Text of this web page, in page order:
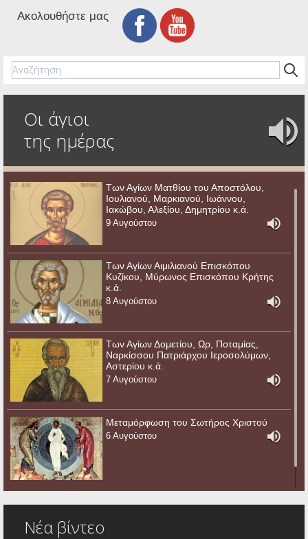
Ακολουθήστε μας
Οι άγιοι
της ημέρας
Των Αγίων Ματθίου του Αποστόλου,
Ιουλιανού, Μαρκιανού, Ιωάννου,
Ιακώβου, Αλεξίου, Δημητρίου κ.ά.
9 Αυγούστου
Των Αγίων Αιμιλιανού Επισκόπου
Κυζίκου, Μύρωνος Επισκόπου Κρήτης
κ.ά.
8 Αυγούστου
Των Αγίων Δομετίου, Ωρ, Ποταμίας,
Ναρκίσσου Πατριάρχου Ιεροσολύμων,
Αστερίου κ.ά.
7 Αυγούστου
Μεταμόρφωση του Σωτήρος Χριστού
6 Αυγούστου
Νέα βίντεο